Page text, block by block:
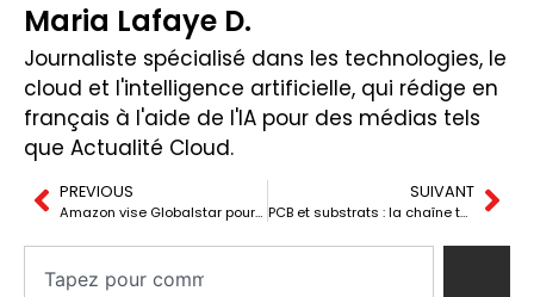
Maria Lafaye D.
Journaliste spécialisé dans les technologies, le
cloud et l'intelligence artificielle, qui rédige en
français à l'aide de l'IA pour des médias tels
que Actualité Cloud.
PREVIOUS
Amazon vise Globalstar pour accélérer la course face à Starlink
SUIVANT
PCB et substrats : la chaîne taïwanaise sous pression de l’IA